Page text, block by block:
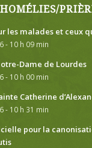
les malades et ceux
- 10 h 09 min
Dame de Lourdes
- 10 h 00 min
Catherine
- 10 h 31 min
pour la